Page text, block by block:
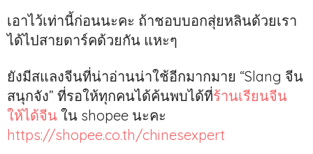
เอาไว้เท่านี้ก่อนนะคะ ถ้าชอบบอกสุ่ยหลินด้วยเรา
ได้ไปสายดาร์คด้วยกัน แหะๆ
ยังมีสแลงจีนที่น่าอ่านน่าใช้อีกมากมาย “Slang จีน
สนุกจัง” ที่รอให้ทุกคนได้ค้นพบได้ที่ร้านเรียนจีน
ให้ได้จีน ใน shopee นะคะ
https://shopee.co.th/chinesexpert